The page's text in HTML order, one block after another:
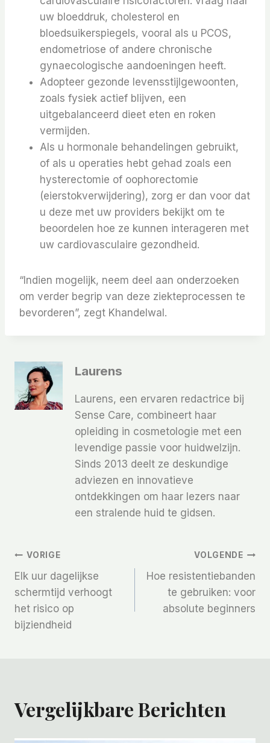
uw bloeddruk, cholesterol en
bloedsuikerspiegels, vooral als u PCOS,
endometriose of andere chronische
gynaecologische aandoeningen heeft.
Adopteer gezonde levensstijlgewoonten,
zoals fysiek actief blijven, een
uitgebalanceerd dieet eten en roken
vermijden.
Als u hormonale behandelingen gebruikt,
of als u operaties hebt gehad zoals een
hysterectomie of oophorectomie
(eierstokverwijdering), zorg er dan voor dat
u deze met uw providers bekijkt om te
beoordelen hoe ze kunnen interageren met
uw cardiovasculaire gezondheid.
“Indien mogelijk, neem deel aan onderzoeken
om verder begrip van deze ziekteprocessen te
bevorderen”, zegt Khandelwal.
Laurens
Laurens, een ervaren redactrice bij
Sense Care, combineert haar
opleiding in cosmetologie met een
levendige passie voor huidwelzijn.
Sinds 2013 deelt ze deskundige
adviezen en innovatieve
ontdekkingen om haar lezers naar
een stralende huid te gidsen.
Bericht
Navigatie
VORIGE
Elk uur dagelijkse
schermtijd verhoogt
het risico op
bijziendheid
VOLGENDE
Hoe resistentiebanden
te gebruiken: voor
absolute beginners
Vergelijkbare Berichten